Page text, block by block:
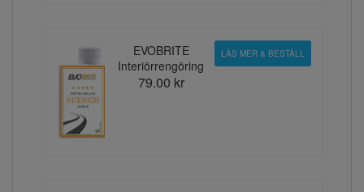
EVOBRITE
Interiörrengöring
79.00 kr
LÄS MER & BESTÄLL